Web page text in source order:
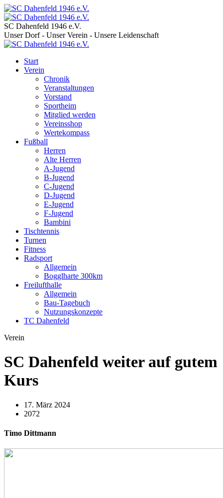
SC Dahenfeld 1946 e.V.
Unser Dorf - Unser Verein - Unsere Leidenschaft
Start
Verein
Chronik
Veranstaltungen
Vorstand
Sportheim
Mitglied werden
Vereinsshop
Wertekompass
Fußball
Herren
Alte Herren
A-Jugend
B-Jugend
C-Jugend
D-Jugend
E-Jugend
F-Jugend
Bambini
Tischtennis
Turnen
Fitness
Radsport
Allgemein
Bogglharte 300km
Freilufthalle
Allgemein
Bau-Tagebuch
Nutzungskonzepte
TC Dahenfeld
Verein
SC Dahenfeld weiter auf gutem
Kurs
17. März 2024
2072
Timo Dittmann